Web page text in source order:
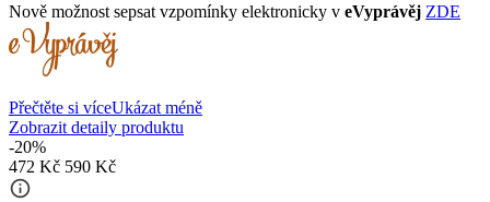
Nově možnost sepsat vzpomínky elektronicky v eVyprávěj ZDE
Přečtěte si víceUkázat méně
Zobrazit detaily produktu
-20%
472 Kč 590 Kč
info_outline